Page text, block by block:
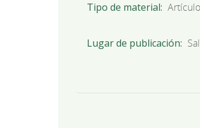
Tipo de material Artículo
Lugar de publicación